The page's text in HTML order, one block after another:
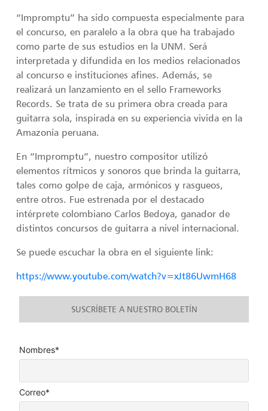
“Impromptu” ha sido compuesta especialmente para
el concurso, en paralelo a la obra que ha trabajado
como parte de sus estudios en la UNM. Será
interpretada y difundida en los medios relacionados
al concurso e instituciones afines. Además, se
realizará un lanzamiento en el sello Frameworks
Records. Se trata de su primera obra creada para
guitarra sola, inspirada en su experiencia vivida en la
Amazonía peruana.
En “Impromptu”, nuestro compositor utilizó
elementos rítmicos y sonoros que brinda la guitarra,
tales como golpe de caja, armónicos y rasgueos,
entre otros. Fue estrenada por el destacado
intérprete colombiano Carlos Bedoya, ganador de
distintos concursos de guitarra a nivel internacional.
Se puede escuchar la obra en el siguiente link:
https://www.youtube.com/watch?v=xJt86UwmH68
SUSCRÍBETE A NUESTRO BOLETÍN
Nombres*
Correo*